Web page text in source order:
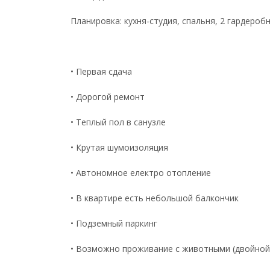
Планировка: кухня-студия, спальня, 2
• Первая сдача
• Дорогой ремонт
• Теплый пол в санузле
• Крутая шумоизоляция
• Автономное електро отопление
• В квартире есть небольшой балкончик
• Подземный паркинг
• Возможно проживание с животными (двойной